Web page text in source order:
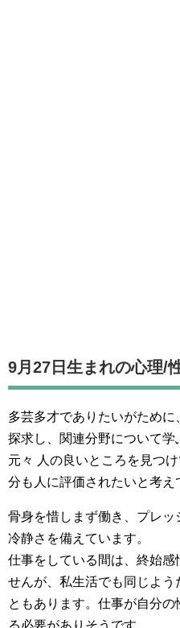
9月27日生まれの心理/
多芸多才でありたいがため
探求し、関連分野について学
元々 人の良いところを見つ
分も人に評価されたいと考え
骨身を惜しまず働き、プレ
冷静さを備えています。
仕事をしている間は、終始感
せんが、私生活でも同じよう
ともあります。仕事が自分